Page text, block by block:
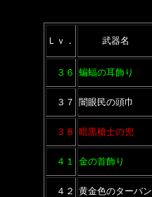
Ｌｖ． 武器名
３６ 蝙蝠の耳飾り
３７ 闇眼民の頭巾
３８ 暗黒槍士の兜
４１ 金の首飾り
４２ 黄金色のターバン